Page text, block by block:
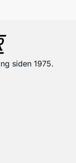
siden 1975.